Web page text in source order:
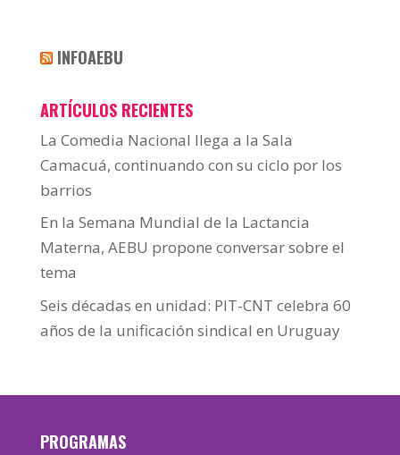
INFOAEBU
ARTÍCULOS RECIENTES
La Comedia Nacional llega a la Sala
Camacuá, continuando con su ciclo por los
barrios
En la Semana Mundial de la Lactancia
Materna, AEBU propone conversar sobre el
tema
Seis décadas en unidad: PIT-CNT celebra 60
años de la unificación sindical en Uruguay
PROGRAMAS